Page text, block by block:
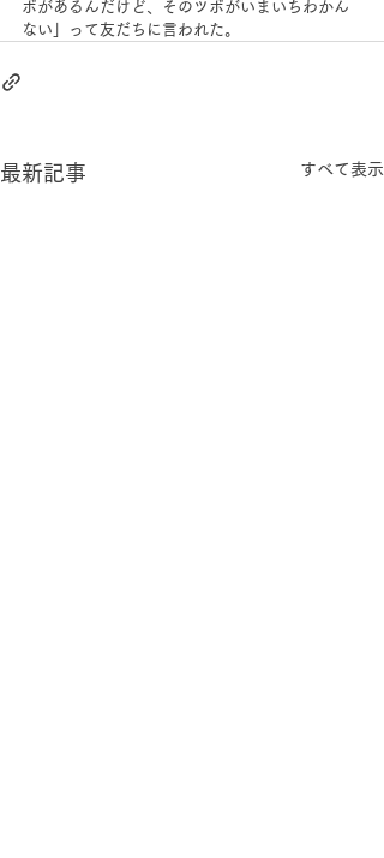
ボがあるんだけど、そのツボがいまいちわかん
ない」って友だちに言われた。
最新記事 すべて表示